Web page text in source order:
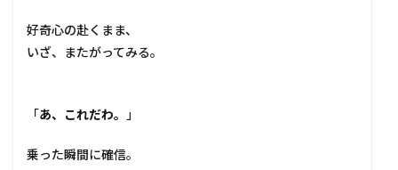
好奇心の赴くまま、
いざ、またがってみる。
「あ、これだわ。 」
乗った瞬間に確信。